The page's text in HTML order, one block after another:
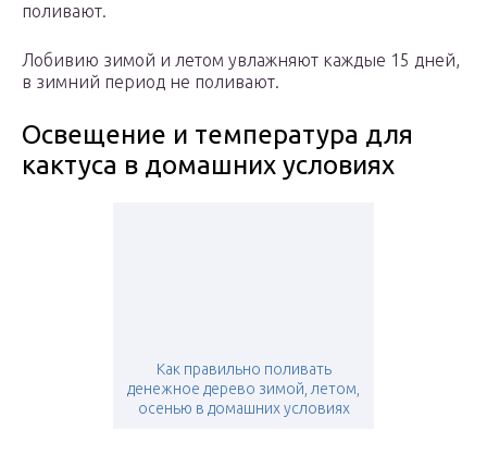
поливают.
Лобивию зимой и летом увлажняют каждые 15 дней,
в зимний период не поливают.
Освещение и температура для
кактуса в домашних условиях
Как правильно поливать
денежное дерево зимой, летом,
осенью в домашних условиях